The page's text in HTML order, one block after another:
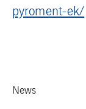
pyroment-ek/
News